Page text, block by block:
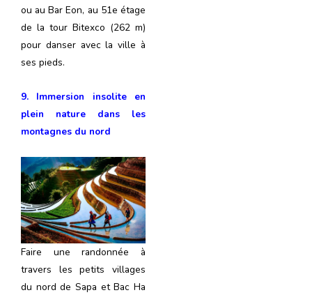
ou au Bar Eon, au 51e étage
de la tour Bitexco (262 m)
pour danser avec la ville à
ses pieds.
9. Immersion insolite en
plein nature dans les
montagnes du nord
Faire une randonnée à
travers les petits villages
du nord de Sapa et Bac Ha